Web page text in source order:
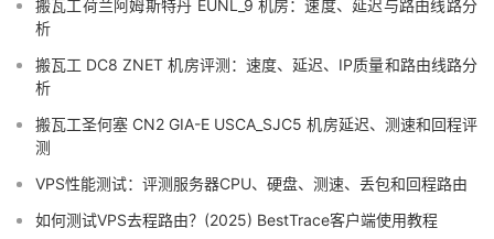
搬瓦工荷兰阿姆斯特丹 EUNL_9 机房：速度、延迟与路由线路分
析
搬瓦工 DC8 ZNET 机房评测：速度、延迟、IP质量和路由线路分
析
搬瓦工圣何塞 CN2 GIA-E USCA_SJC5 机房延迟、测速和回程评
测
VPS性能测试：评测服务器CPU、硬盘、测速、丢包和回程路由
如何测试VPS去程路由？(2025) BestTrace客户端使用教程